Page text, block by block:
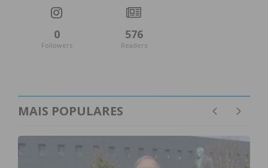
0
Followers
576
Readers
MAIS POPULARES